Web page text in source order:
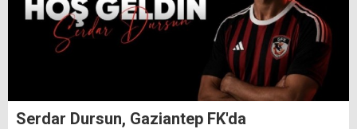
Serdar Dursun, Gaziantep FK'da